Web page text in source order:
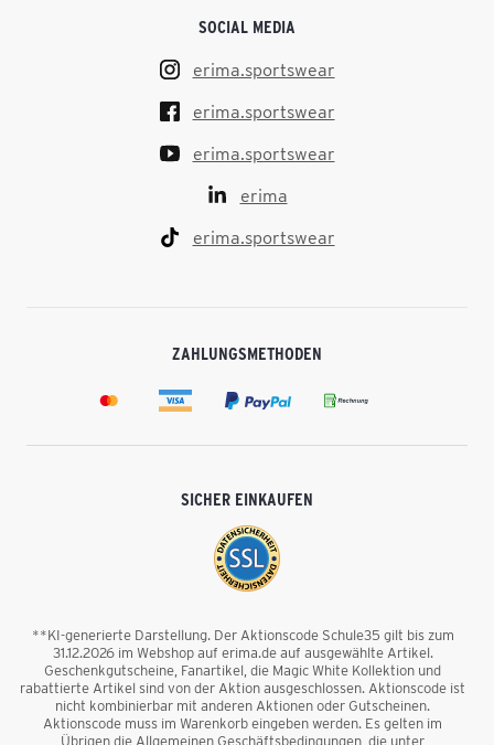
SOCIAL MEDIA
erima.sportswear
erima.sportswear
erima.sportswear
erima
erima.sportswear
ZAHLUNGSMETHODEN
SICHER EINKAUFEN
**KI-generierte Darstellung. Der Aktionscode Schule35 gilt bis zum
31.12.2026 im Webshop auf erima.de auf ausgewählte Artikel.
Geschenkgutscheine, Fanartikel, die Magic White Kollektion und
rabattierte Artikel sind von der Aktion ausgeschlossen. Aktionscode ist
nicht kombinierbar mit anderen Aktionen oder Gutscheinen.
Aktionscode muss im Warenkorb eingeben werden. Es gelten im
Übrigen die Allgemeinen Geschäftsbedingungen, die unter